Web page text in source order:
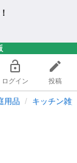
ログイン 投稿
用品 キッチン雑